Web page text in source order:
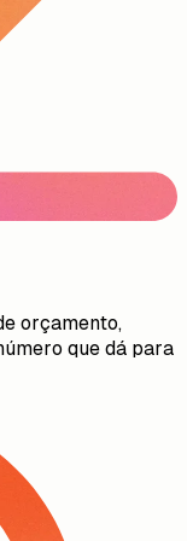
orçamento,
que dá para